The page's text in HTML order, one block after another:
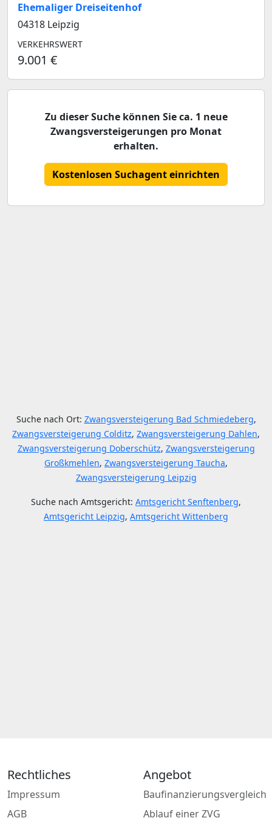
Ehemaliger Dreiseitenhof
04318 Leipzig
VERKEHRSWERT
9.001 €
Zu dieser Suche können Sie ca. 1 neue
Zwangsversteigerungen pro Monat
erhalten.
Kostenlosen Suchagent einrichten
Suche nach Ort: Zwangsversteigerung Bad Schmiedeberg,
Zwangsversteigerung Colditz, Zwangsversteigerung Dahlen,
Zwangsversteigerung Doberschütz, Zwangsversteigerung
Großkmehlen, Zwangsversteigerung Taucha,
Zwangsversteigerung Leipzig
Suche nach Amtsgericht: Amtsgericht Senftenberg,
Amtsgericht Leipzig, Amtsgericht Wittenberg
Rechtliches
Impressum
AGB
Angebot
Baufinanzierungsvergleich
Ablauf einer ZVG